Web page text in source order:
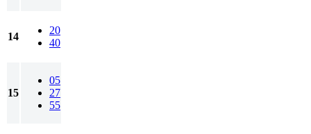
14
20
40
15
05
27
55